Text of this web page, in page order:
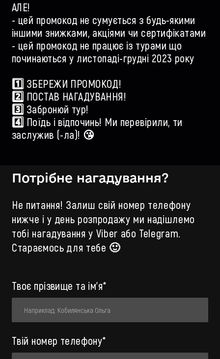
АЛЕ!
- цей промокод не сумується з будь-якими
іншими знижками, акціями чи сертифікатами
- цей промокод не працює із турами що
починаються у листопаді-грудні 2023 року
1️⃣ ЗБЕРЕЖИ ПРОМОКОД!
2️⃣ ПОСТАВ НАГАДУВАННЯ!
3️⃣ Забронюй тур!
4️⃣ Поїдь і відпочинь! Ми перевірили, ти
заслужив (-ла)! 😘
Потрібне нагадування?
Не питання! Залиш свій номер телефону
нижче і у день розпродажу ми надішлемо
тобі нагадування у Viber або Telegram.
Стараємось для тебе 🙂
Твоє прізвище та ім'я*
Твій номер телефону*